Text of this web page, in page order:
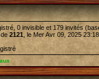
0 invisible et 179 invités
de2121 , le Mer Avr 09, 2025 23:18